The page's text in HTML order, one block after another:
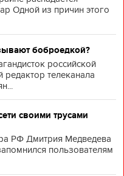
Одной из причин этого
боброедкой?
российской
редактор телеканала
своими трусами
РФ Дмитрия Медведева
пользователям